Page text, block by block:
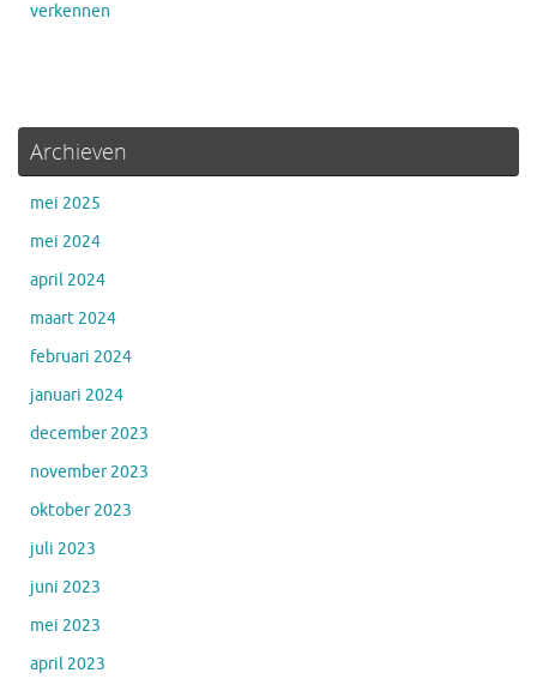
verkennen
Archieven
mei 2025
mei 2024
april 2024
maart 2024
februari 2024
januari 2024
december 2023
november 2023
oktober 2023
juli 2023
juni 2023
mei 2023
april 2023